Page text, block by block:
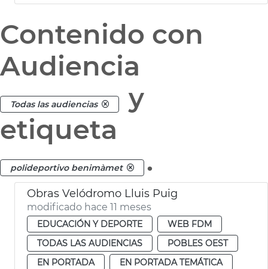
Contenido con
Audiencia
Todas las audiencias
y
etiqueta
polideportivo benimàmet .
Obras Velódromo Lluis Puig
modificado hace 11 meses
EDUCACIÓN Y DEPORTE
WEB FDM
TODAS LAS AUDIENCIAS
POBLES OEST
EN PORTADA
EN PORTADA TEMÁTICA